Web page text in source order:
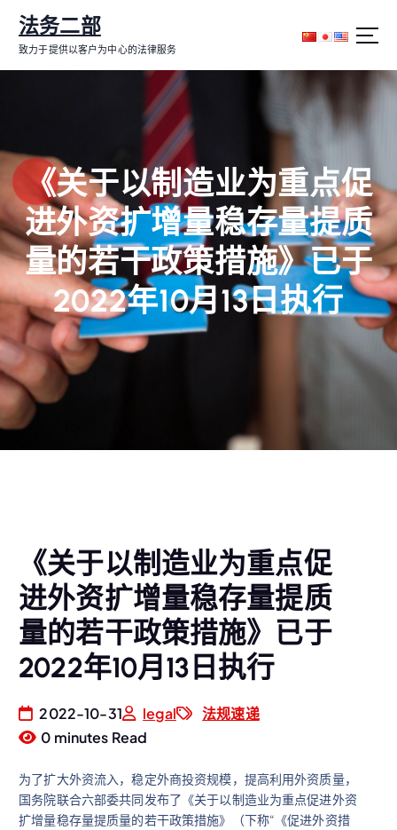
内
法务二部
致力于提供以客户为中心的法律服务
《关于以制造业为重点促
进外资扩增量稳存量提质
量的若干政策措施》已于
2022年10月13日执行
《关于以制造业为重点促
进外资扩增量稳存量提质
量的若干政策措施》已于
2022年10月13日执行
2022-10-31 legal
法规速递
0 minutes Read
为了扩大外资流入，稳定外商投资规模，提高利用外资质量，
国务院联合六部委共同发布了《关于以制造业为重点促进外资
扩增量稳存量提质量的若干政策措施》（下称“《促进外资措